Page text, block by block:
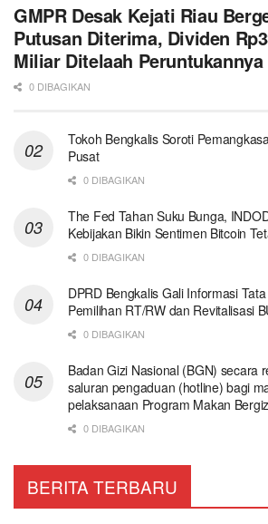
GMPR Desak Kejati Riau
Putusan Diterima, Dividen
Miliar Ditelaah Peruntukannya
0 DIBAGIKAN
Tokoh Bengkalis Soroti
Pusat
0 DIBAGIKAN
The Fed Tahan Suku Bunga,
Kebijakan Bikin Sentimen Bitcoin
0 DIBAGIKAN
DPRD Bengkalis Gali Informasi
Pemilihan RT/RW dan Revitalisasi
0 DIBAGIKAN
Badan Gizi Nasional (BGN) secara
saluran pengaduan (hotline) bagi
pelaksanaan Program Makan
0 DIBAGIKAN
BERITA TERBARU